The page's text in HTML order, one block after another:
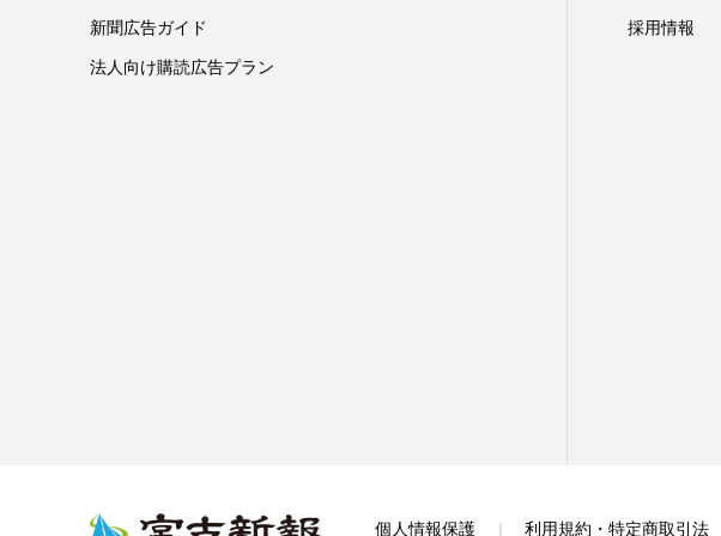
新聞広告ガイド
法人向け購読広告プラン
採用情報
個人情報保護 利用規約・特定商取引法